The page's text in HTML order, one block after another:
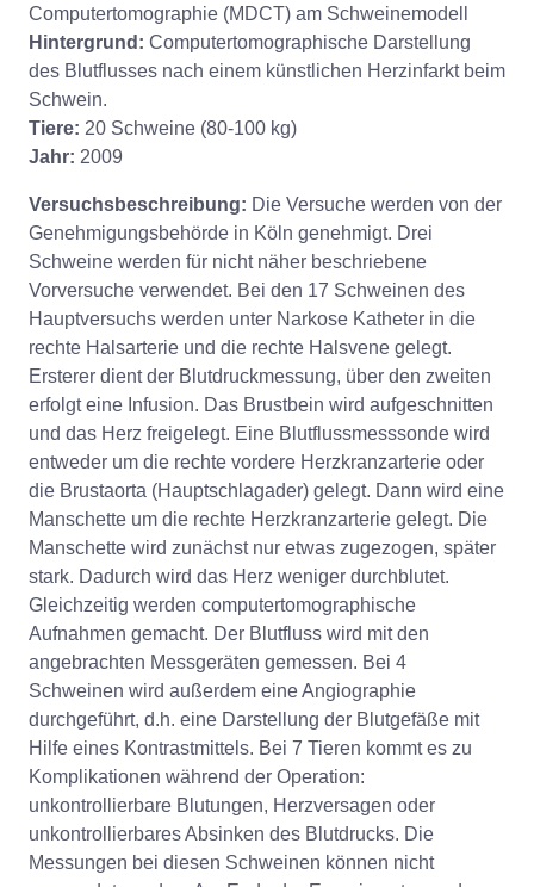
Computertomographie (MDCT) am Schweinemodell
Hintergrund: Computertomographische Darstellung
des Blutflusses nach einem künstlichen Herzinfarkt beim
Schwein.
Tiere: 20 Schweine (80-100 kg)
Jahr: 2009
Versuchsbeschreibung: Die Versuche werden von der
Genehmigungsbehörde in Köln genehmigt. Drei
Schweine werden für nicht näher beschriebene
Vorversuche verwendet. Bei den 17 Schweinen des
Hauptversuchs werden unter Narkose Katheter in die
rechte Halsarterie und die rechte Halsvene gelegt.
Ersterer dient der Blutdruckmessung, über den zweiten
erfolgt eine Infusion. Das Brustbein wird aufgeschnitten
und das Herz freigelegt. Eine Blutflussmesssonde wird
entweder um die rechte vordere Herzkranzarterie oder
die Brustaorta (Hauptschlagader) gelegt. Dann wird eine
Manschette um die rechte Herzkranzarterie gelegt. Die
Manschette wird zunächst nur etwas zugezogen, später
stark. Dadurch wird das Herz weniger durchblutet.
Gleichzeitig werden computertomographische
Aufnahmen gemacht. Der Blutfluss wird mit den
angebrachten Messgeräten gemessen. Bei 4
Schweinen wird außerdem eine Angiographie
durchgeführt, d.h. eine Darstellung der Blutgefäße mit
Hilfe eines Kontrastmittels. Bei 7 Tieren kommt es zu
Komplikationen während der Operation:
unkontrollierbare Blutungen, Herzversagen oder
unkontrollierbares Absinken des Blutdrucks. Die
Messungen bei diesen Schweinen können nicht